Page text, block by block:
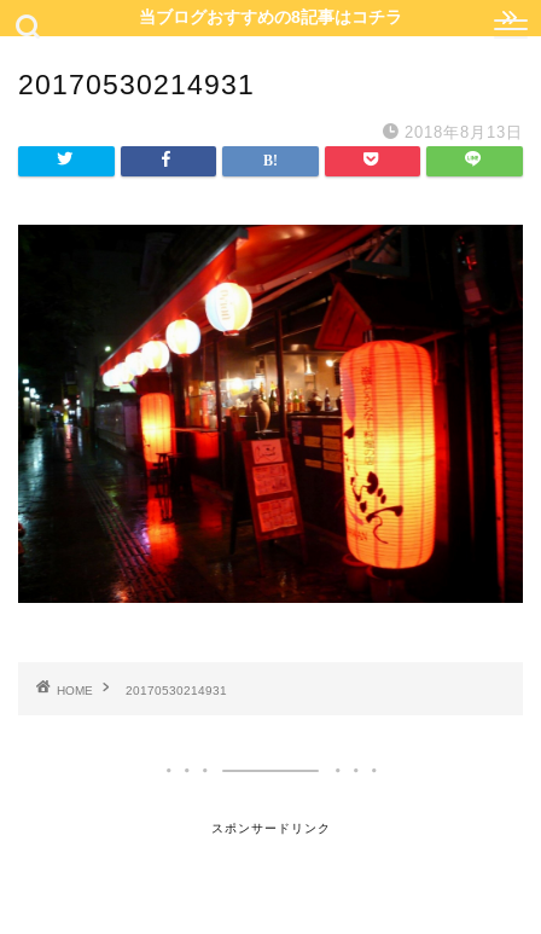
当ブログおすすめの8記事はコチラ
20170530214931
2018年8月13日
HOME 20170530214931
スポンサードリンク